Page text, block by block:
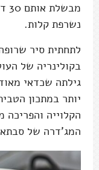
נשרפת קלות.
לתחתית סיר
בקולינריה של
גילתה שכדאי
יותר במתכון
הקלוייה
המג'דרה של